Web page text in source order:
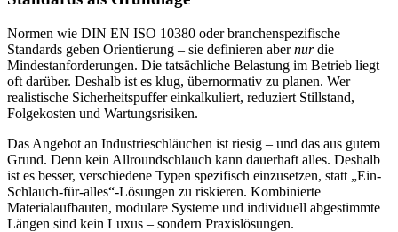
Normen wie DIN EN ISO 10380 oder branchenspezifische
Standards geben Orientierung – sie definieren abernurdie
Mindestanforderungen. Die tatsächliche Belastung im Betrieb liegt
oft darüber. Deshalb ist es klug, übernormativ zu planen. Wer
realistische Sicherheitspuffer einkalkuliert, reduziert Stillstand,
Folgekosten und Wartungsrisiken.
Das Angebot an Industrieschläuchen ist riesig – und das aus gutem
Grund. Denn kein Allroundschlauch kann dauerhaft alles. Deshalb
ist es besser, verschiedene Typen spezifisch einzusetzen, statt „Ein-
Schlauch-für-alles“-Lösungen zu riskieren. Kombinierte
Materialaufbauten, modulare Systeme und individuell abgestimmte
Längen sind kein Luxus – sondern Praxislösungen.